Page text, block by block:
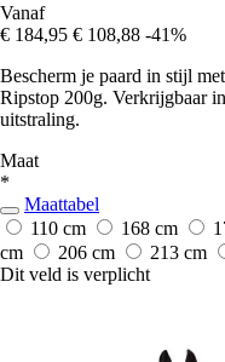
Vanaf
€ 184,95 € 108,88 -41%
Bescherm je paard in stijl
Ripstop 200g. Verkrijgbaar
uitstraling.
Maat
*
Maattabel
110 cm
168 cm
cm
206 cm 213 cm
Dit veld is verplicht